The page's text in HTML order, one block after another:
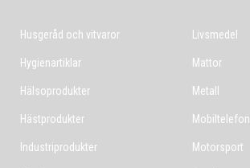
Husgeråd och vitvaror
Hygienartiklar
Hälsoprodukter
Hästprodukter
Industriprodukter
Livsmedel
Mattor
Metall
Mobiltelefon
Motorsport